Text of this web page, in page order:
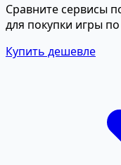
Сравните сервисы
для покупки игры
Купить дешевле